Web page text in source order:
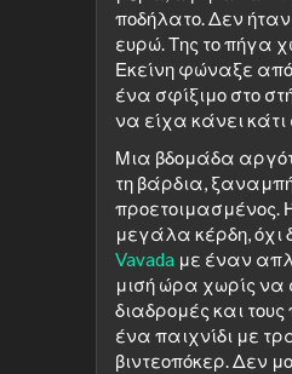
ποδήλατο. Δεν ήταν
ευρώ. Της το πήγα
Εκείνη φώναξε
ένα σφίξιμο στο
να είχα κάνει κάτι
Μια βδομάδα
τη βάρδια,
προετοιμασμένος.
μεγάλα κέρδη,
Vavada με έναν
μισή ώρα χωρίς να
διαδρομές και
ένα παιχνίδι με
βιντεοπόκερ. Δεν